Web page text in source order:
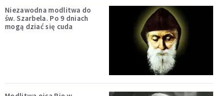
Niezawodna modlitwa do
św. Szarbela. Po 9 dniach
mogą dziać się cuda